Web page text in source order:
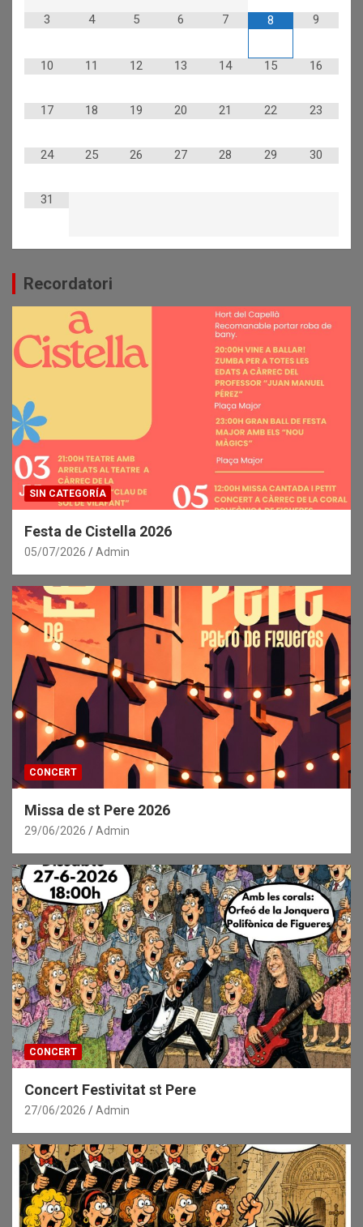
3 4 5 6 7 8 9
10 11 12 13 14 15 16
17 18 19 20 21 22 23
24 25 26 27 28 29 30
31
Recordatori
SIN CATEGORÍA
Festa de Cistella 2026
05/07/2026 Admin
CONCERT
Missa de st Pere 2026
29/06/2026 Admin
CONCERT
Concert Festivitat st Pere
27/06/2026 Admin